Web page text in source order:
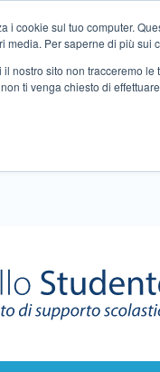
i cookie sul tuo computer.
media. Per saperne di più
il ​​nostro sito non tracceremo
ti venga chiesto di